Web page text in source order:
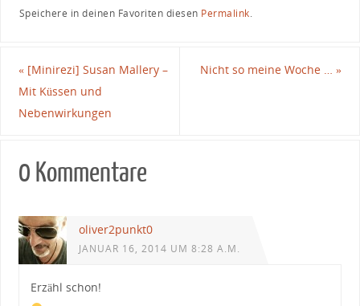
Speichere in deinen Favoriten diesen Permalink.
«[Minirezi] Susan Mallery –
Mit Küssen und
Nebenwirkungen
Nicht so meine Woche …»
0 Kommentare
oliver2punkt0
JANUAR 16, 2014 UM 8:28 A.M.
Erzähl schon!